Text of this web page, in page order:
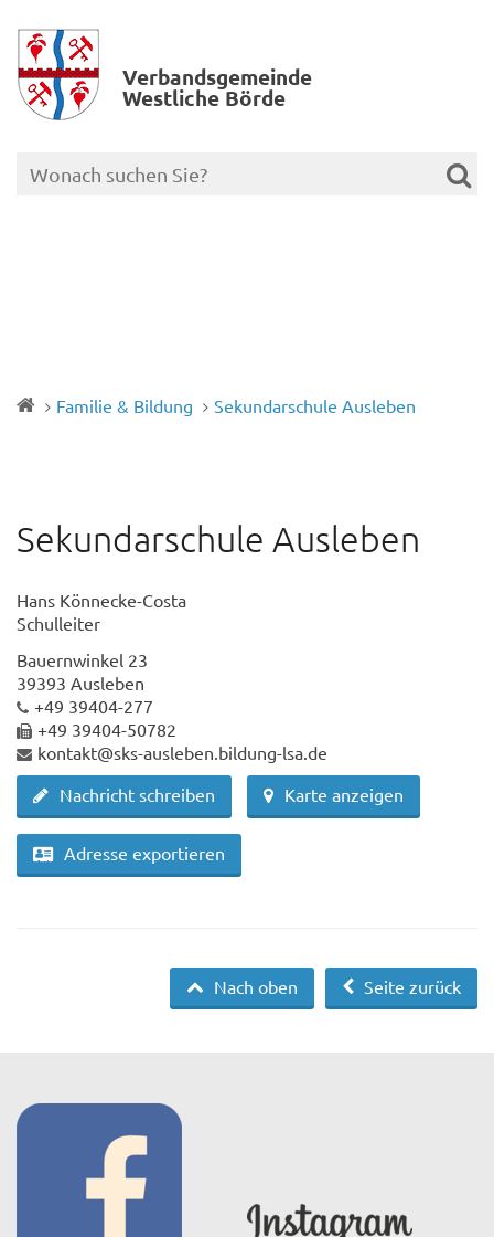
Verbands­gemeinde
Westliche Börde
Familie & Bildung Sekundarschule Ausleben
Sekundarschule Ausleben
Hans Könnecke-Costa
Schulleiter
Bauernwinkel 23
39393 Ausleben
+49 39404-277
+49 39404-50782
kontakt@sks-ausleben.bildung-lsa.de
Nachricht schreiben
Karte anzeigen
Adresse exportieren
Seite zurück
Nach oben